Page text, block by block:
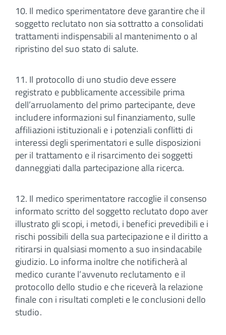
10. Il medico sperimentatore deve garantire che il
soggetto reclutato non sia sottratto a consolidati
trattamenti indispensabili al mantenimento o al
ripristino del suo stato di salute.
11. Il protocollo di uno studio deve essere
registrato e pubblicamente accessibile prima
dell’arruolamento del primo partecipante, deve
includere informazioni sul finanziamento, sulle
affiliazioni istituzionali e i potenziali conflitti di
interessi degli sperimentatori e sulle disposizioni
per il trattamento e il risarcimento dei soggetti
danneggiati dalla partecipazione alla ricerca.
12. Il medico sperimentatore raccoglie il consenso
informato scritto del soggetto reclutato dopo aver
illustrato gli scopi, i metodi, i benefici prevedibili e i
rischi possibili della sua partecipazione e il diritto a
ritirarsi in qualsiasi momento a suo insindacabile
giudizio. Lo informa inoltre che notificherà al
medico curante l’avvenuto reclutamento e il
protocollo dello studio e che riceverà la relazione
finale con i risultati completi e le conclusioni dello
studio.